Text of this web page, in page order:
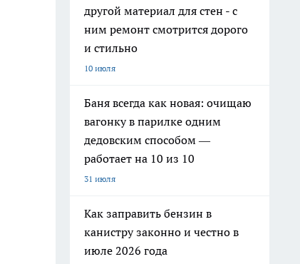
другой материал для стен - с
ним ремонт смотрится дорого
и стильно
10 июля
Баня всегда как новая: очищаю
вагонку в парилке одним
дедовским способом —
работает на 10 из 10
31 июля
Как заправить бензин в
канистру законно и честно в
июле 2026 года